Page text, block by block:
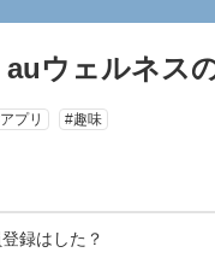
auウェルネ
プリ #趣味
録はした？